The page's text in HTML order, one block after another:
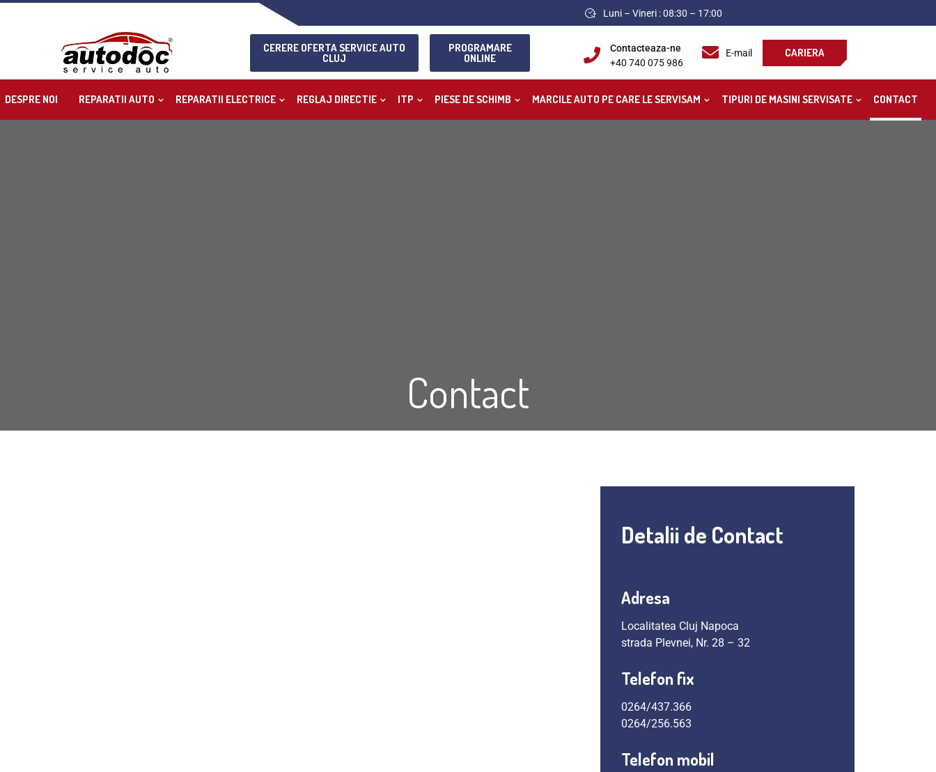
Luni – Vineri : 08:30 – 17:00
CERERE OFERTA SERVICE AUTO
CLUJ
PROGRAMARE
ONLINE
Contacteaza-ne
+40 740 075 986
E-mail CARIERA
DESPRE NOI REPARATII AUTO REPARATII ELECTRICE REGLAJ DIRECTIE ITP PIESE DE SCHIMB MARCILE AUTO PE CARE LE SERVISAM TIPURI DE MASINI SERVISATE CONTACT
Contact
Detalii de Contact
Adresa
Localitatea Cluj Napoca
strada Plevnei, Nr. 28 – 32
Telefon fix
0264/437.366
0264/256.563
Telefon mobil